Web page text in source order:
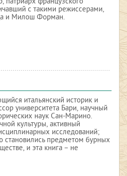
с такими режиссерами,
и Милош Форман.
итальянский историк и
университета Бари, научный
наук Сан-Марино.
культуры, активный
исследований;
становились предметом бурных
и эта книга – не